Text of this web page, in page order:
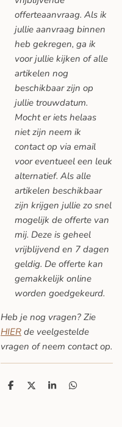
offerteaanvraag. Als ik
jullie aanvraag binnen
heb gekregen, ga ik
voor jullie kijken of alle
artikelen nog
beschikbaar zijn op
jullie trouwdatum.
Mocht er iets helaas
niet zijn neem ik
contact op via email
voor eventueel een leuk
alternatief. Als alle
artikelen beschikbaar
zijn krijgen jullie zo snel
mogelijk de offerte van
mij. Deze is geheel
vrijblijvend en 7 dagen
geldig. De offerte kan
gemakkelijk online
worden goedgekeurd.
Heb je nog vragen? Zie
HIER de veelgestelde
vragen of neem contact op.
D
D
S
D